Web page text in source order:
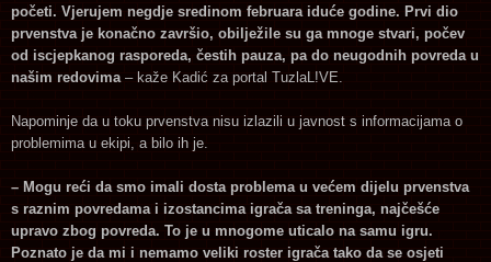
početi. Vjerujem negdje sredinom februara iduće godine. Prvi dio
prvenstva je konačno završio, obilježile su ga mnoge stvari, počev
od iscjepkanog rasporeda, čestih pauza, pa do neugodnih povreda u
našim redovima – kaže Kadić za portal TuzlaL!VE.
Napominje da u toku prvenstva nisu izlazili u javnost s informacijama o
problemima u ekipi, a bilo ih je.
– Mogu reći da smo imali dosta problema u većem dijelu prvenstva
s raznim povredama i izostancima igrača sa treninga, najčešće
upravo zbog povreda. To je u mnogome uticalo na samu igru.
Poznato je da mi i nemamo veliki roster igrača tako da se osjeti